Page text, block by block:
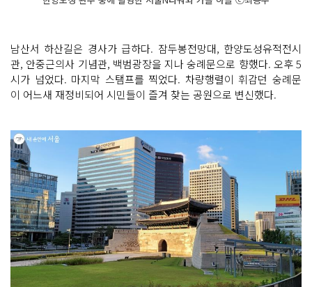
남산서 하산길은 경사가 급하다. 잠두봉전망대, 한양도성유적전시
관, 안중근의사 기념관, 백범광장을 지나 숭례문으로 향했다. 오후 5
시가 넘었다. 마지막 스탬프를 찍었다. 차량행렬이 휘감던 숭례문
이 어느새 재정비되어 시민들이 즐겨 찾는 공원으로 변신했다.